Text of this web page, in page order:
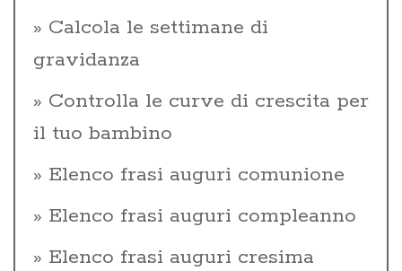
Calcola le settimane di
gravidanza
Controlla le curve di crescita per
il tuo bambino
Elenco frasi auguri comunione
Elenco frasi auguri compleanno
Elenco frasi auguri cresima